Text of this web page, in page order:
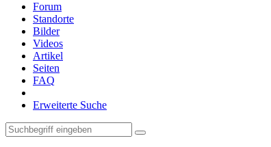
Forum
Standorte
Bilder
Videos
Artikel
Seiten
FAQ
Erweiterte Suche